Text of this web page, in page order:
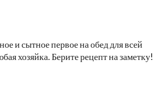
и сытное первое на обед для всей
хозяйка. Берите рецепт на заметку!